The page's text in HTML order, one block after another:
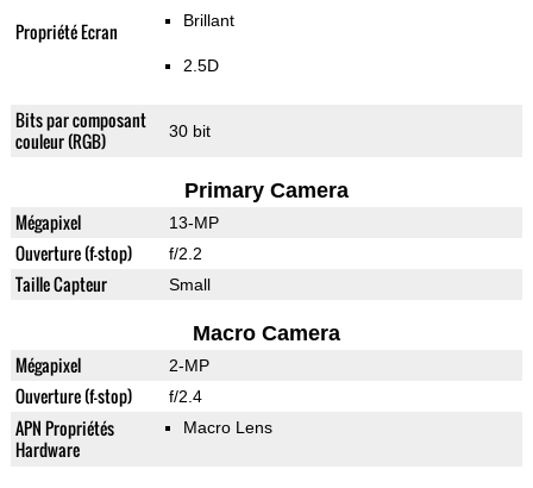
Propriété Ecran Brillant
2.5D
Bits par composant
couleur (RGB)
30 bit
Primary Camera
Mégapixel 13-MP
Ouverture (f-stop) f/2.2
Taille Capteur Small
Macro Camera
Mégapixel 2-MP
Ouverture (f-stop) f/2.4
APN Propriétés
Hardware
Macro Lens